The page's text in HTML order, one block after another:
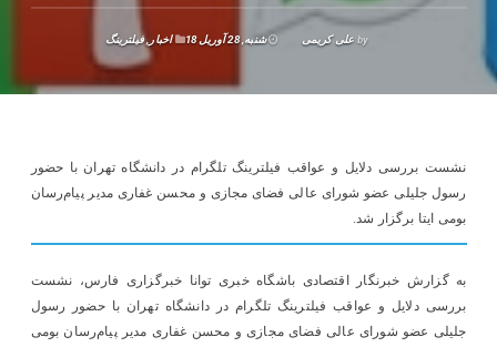
by علی کریمی شنبه, 28 آوریل 18 اخبار ,فیلترینگ
نشست بررسی دلایل و عواقب فیلترینگ تلگرام در دانشگاه تهران با حضور
رسول جلیلی عضو شورای عالی فضای مجازی و محسن غفاری مدیر پیام‌رسان
بومی ایتا برگزار شد.
به گزارش خبرنگار اقتصادی باشگاه خبری توانا خبرگزاری فارس، نشست
بررسی دلایل و عواقب فیلترینگ تلگرام در دانشگاه تهران با حضور رسول
جلیلی عضو شورای عالی فضای مجازی و محسن غفاری مدیر پیام‌رسان بومی